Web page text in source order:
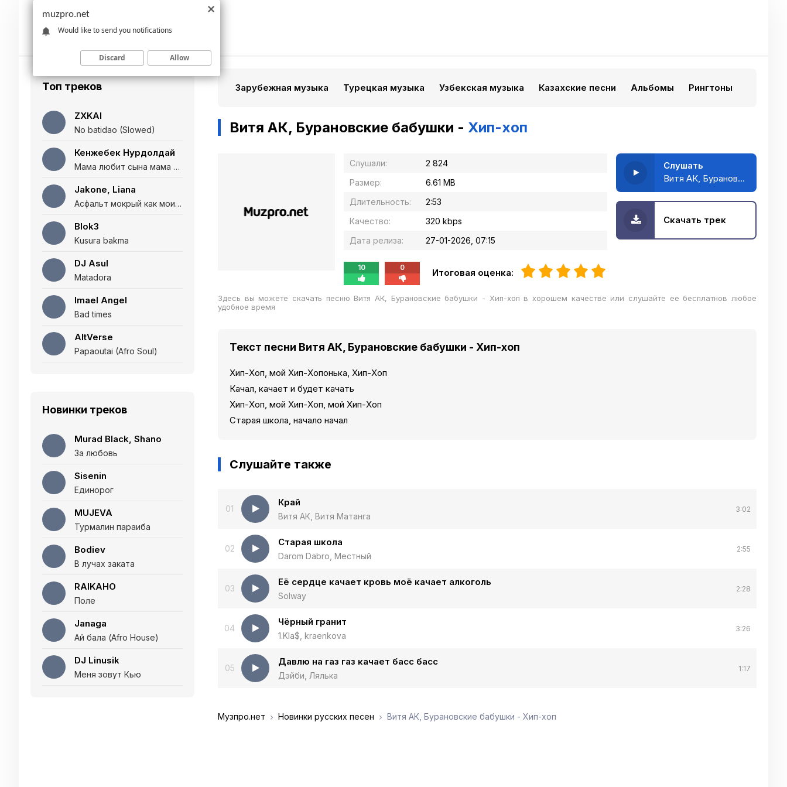
Топ треков
ZXKAI
No batidao (Slowed)
Кенжебек Нурдолдай
Мама любит сына мама любит дочь (Полная версия)
Jakone, Liana
Асфальт мокрый как мои глаза и я нарезаю
Blok3
Kusura bakma
DJ Asul
Matadora
Imael Angel
Bad times
AltVerse
Papaoutai (Afro Soul)
Новинки треков
Murad Black, Shano
За любовь
Sisenin
Единорог
MUJEVA
Турмалин параиба
Bodiev
В лучах заката
RAIKAHO
Поле
Janaga
Ай бала (Afro House)
DJ Linusik
Меня зовут Кью
Зарубежная музыка Турецкая музыка Узбекская музыка Казахские песни Альбомы Рингтоны
Витя АК, Бурановские бабушки - Хип-хоп
Слушали:
2 824
Размер:
6.61 MB
Длительность:
2:53
Качество:
320 kbps
Дата релиза:
27-01-2026, 07:15
10 0 Итоговая оценка:
Слушать
Витя АК, Бурановские бабушки - Хип-хоп
Скачать трек
Здесь вы можете скачать песню Витя АК, Бурановские бабушки - Хип-хоп в хорошем качестве или слушайте ее бесплатнов любое
удобное время
Текст песни Витя АК, Бурановские бабушки - Хип-хоп
Хип-Хоп, мой Хип-Хопонька, Хип-Хоп
Качал, качает и будет качать
Хип-Хоп, мой Хип-Хоп, мой Хип-Хоп
Старая школа, начало начал
Слушайте также
01
Край
Витя АК, Витя Матанга
3:02
02
Старая школа
Darom Dabro, Местный
2:55
03
Её сердце качает кровь моё качает алкоголь
Solway
2:28
04
Чёрный гранит
1.Kla$, kraenkova
3:26
05
Давлю на газ газ качает басс басс
Дэйби, Лялька
1:17
Музпро.нет Новинки русских песен Витя АК, Бурановские бабушки - Хип-хоп
muzpro.net
Would like to send you notifications
Discard Allow